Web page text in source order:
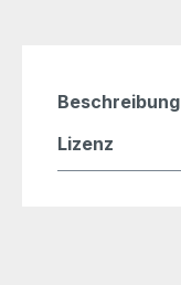
Beschreibung
Lizenz